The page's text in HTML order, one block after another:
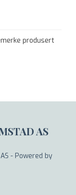
produsert
AS
AS - Powered by